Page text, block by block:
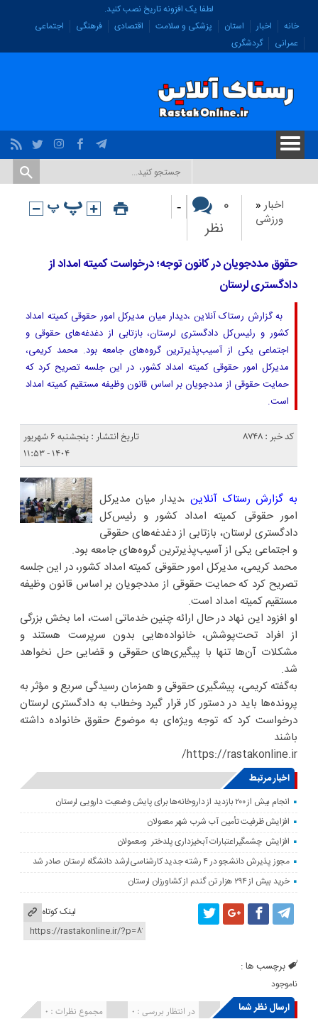
لطفا یک افزونه تاریخ نصب کنید.
خانه
اخبار استان پزشکی و سلامت اقتصادی فرهنگی
اجتماعی
عمرانی
گردشگری
اخبار«
ورزشی
۰
نظر
-
حقوق مددجویان در کانون توجه؛ درخواست کمیته امداد از
دادگستری لرستان
به گزارش رستاک آنلاین ،دیدار میان مدیرکل امور حقوقی کمیته امداد
کشور و رئیس‌کل دادگستری لرستان، بازتابی از دغدغه‌های حقوقی و
اجتماعی یکی از آسیب‌پذیرترین گروه‌های جامعه بود. محمد کریمی،
مدیرکل امور حقوقی کمیته امداد کشور، در این جلسه تصریح کرد که
حمایت حقوقی از مددجویان بر اساس قانون وظیفه مستقیم کمیته امداد
است.
کد خبر : 8748
تاریخ انتشار : پنجشنبه ۶ شهریور
۱۴۰۴ - ۱۱:۵۳
به گزارش رستاک آنلاین ،دیدار میان مدیرکل
امور حقوقی کمیته امداد کشور و رئیس‌کل
دادگستری لرستان، بازتابی از دغدغه‌های حقوقی
و اجتماعی یکی از آسیب‌پذیرترین گروه‌های جامعه بود.
محمد کریمی، مدیرکل امور حقوقی کمیته امداد کشور، در این جلسه
تصریح کرد که حمایت حقوقی از مددجویان بر اساس قانون وظیفه
مستقیم کمیته امداد است.
او افزود این نهاد در حال ارائه چنین خدماتی است، اما بخش بزرگی
از افراد تحت‌پوشش، خانواده‌هایی بدون سرپرست هستند و
مشکلات آن‌ها تنها با پیگیری‌های حقوقی و قضایی حل نخواهد
شد.
به‌گفته کریمی، پیشگیری حقوقی و همزمان رسیدگی سریع و مؤثر به
پرونده‌ها باید در دستور کار قرار گیرد وخطاب به دادگستری لرستان
درخواست کرد که توجه ویژه‌ای به موضوع حقوق خانواده داشته
باشند‌
https://rastakonline.ir/
اخبار مرتبط
انجام بیش از ۲۰۰ بازدید از داروخانه‌ها برای پایش وضعیت دارویی لرستان
افزایش ظرفیت تأمین آب شرب شهر معمولان
افزایش چشمگیراعتبارات آبخیزداری پلدختر ومعمولان
مجوز پذیرش دانشجو در ۴ رشته جدید کارشناسی‌ارشد دانشگاه لرستان صادر شد
خرید بیش از ۲۹۴ هزار تن گندم از کشاورزان لرستان
لینک کوتاه
برچسب ها :
ناموجود
ارسال نظر شما مجموع نظرات : 0 در انتظار بررسی : 0 انتشار یافته : ۰